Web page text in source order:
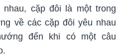
cặp đôi là một trong
về các cặp đôi yêu nhau
đến khi có một câu